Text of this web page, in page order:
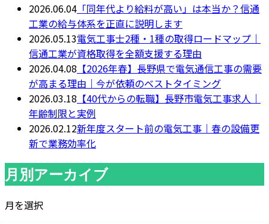
2026.06.04 「同年代より給料が高い」は本当か？信通
工業の給与体系を正直に説明します
2026.05.13電気工事士2種・1種の取得ロードマップ｜
信通工業が資格取得を全額支援する理由
2026.04.08 【2026年春】長野県で電気通信工事の需要
が高まる理由｜今が依頼のベストタイミング
2026.03.18 【40代からの転職】長野市電気工事求人｜
年齢制限と実例
2026.02.12新年度スタート前の電気工事｜春の設備更
新で業務効率化
月別アーカイブ
月を選択